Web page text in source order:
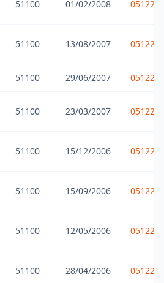
51100 01/02/2008
51100 13/08/2007
51100 29/06/2007
51100 23/03/2007
51100 15/12/2006
51100 15/09/2006
51100 12/05/2006
51100 28/04/2006